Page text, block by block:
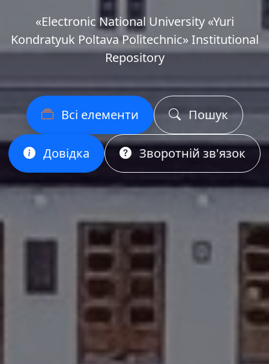
«Еlectronic National University «Yuri
Kondratyuk Poltava Politechnic» Institutional
Repository
Всі елементи Пошук
Довідка Зворотній зв'язок